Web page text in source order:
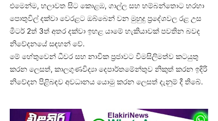
එමෙන්ම, හලාවත සිට කොළඹ, ගාල්ල සහ හම්බන්තොට හරහා
පොතුවිල් දක්වා වෙරළට ඔබ්බෙන් වන මුහුදු ප්‍රදේශවල රළ උස
මීටර් 2ත් 3ත් අතර දක්වා ඉහළ යාමේ හැකියාවක් පවතින බවද
නිවේදනයේ සඳහන් වේ.
මේ හේතුවෙන් ධීවර සහ නාවික ප්‍රජාවට විමසිලිමත්ව කටයුතු
කරන ලෙසත්, කාලගුණවිද්‍යා දෙපාර්තමේන්තුව නිකුත් කරන ඉදිරි
නිවේදන පිළිබඳව අවධානය යොමු කරන ලෙසත් දැනුම් දී තිබේ.